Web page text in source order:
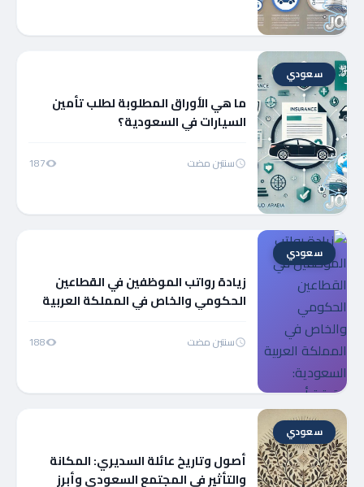
سعودي
ما هي الأوراق المطلوبة لطلب تأمين
السيارات في السعودية؟
سنتين مضت 187
سعودي
زيادة رواتب الموظفين في القطاعين
الحكومي والخاص في المملكة العربية
سنتين مضت 188
سعودي
أصول وتاريخ عائلة السديري: المكانة
والتأثير في المجتمع السعودي وأبرز